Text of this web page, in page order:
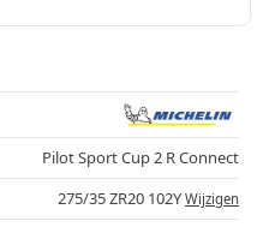
Pilot Sport Cup 2 R Connect
275/35 ZR20 102Y Wijzigen